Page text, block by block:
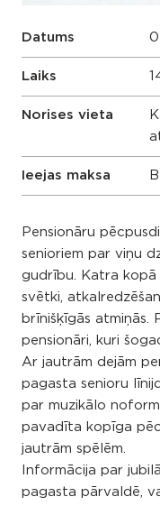
Datums
Laiks
Norises vieta
Ieejas maksa
Pensionāru
senioriem par viņu
gudrību. Katra kopā
svētki,
brīnišķīgās atmiņās.
pensionāri, kuri
Ar jautrām dejām
pagasta senioru
par muzikālo
pavadīta kopīga
jautrām spēlēm.
Informācija par
pagasta pārvaldē,